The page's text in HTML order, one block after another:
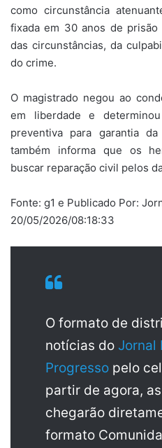
como circunstância
fixada em 30 anos de prisão
das circunstâncias, da
do crime.
O magistrado negou ao
em liberdade e
preventiva para garantia
também informa que os
buscar reparação civil pelos
Fonte: g1 e Publicado Por:
20/05/2026/08:18:33
O formato de
notícias do Jornal
Progresso pelo
partir de agora,
chegarão
formato